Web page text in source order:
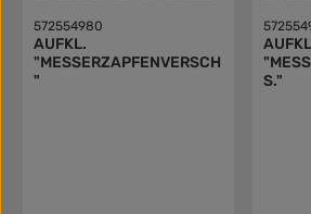
572554980
AUFKL.
"MESSERZAPFENVERSCH
"
S."